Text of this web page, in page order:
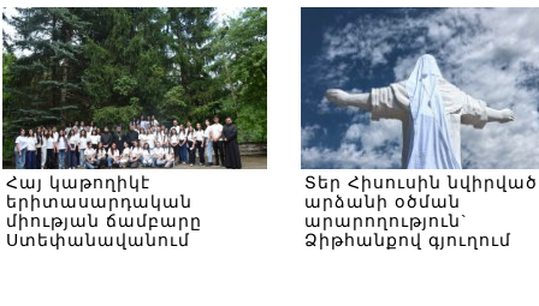
Հայ կաթողիկէ
երիտասարդական
միության ճամբարը
Ստեփանավանում
Տեր Հիսուսին նվիրված
արձանի օծման
արարողություն`
Ձիթհանքով գյուղում